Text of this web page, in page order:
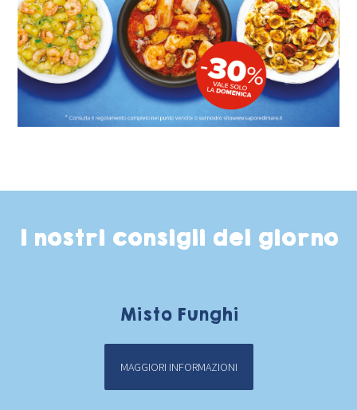
I nostri consigli del giorno
Misto Funghi
MAGGIORI INFORMAZIONI